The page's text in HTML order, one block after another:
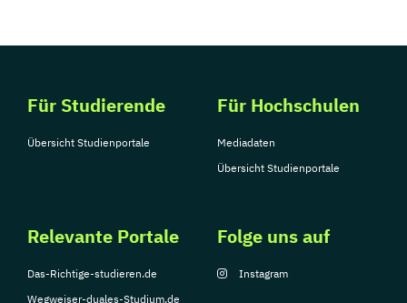
Für Studierende
Übersicht Studienportale
Für Hochschulen
Mediadaten
Übersicht Studienportale
Relevante Portale
Das-Richtige-studieren.de
Wegweiser-duales-Studium.de
Folge uns auf
Instagram